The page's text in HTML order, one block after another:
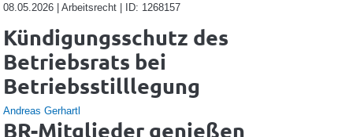
08.05.2026 | Arbeitsrecht | ID: 1268157
Kündigungsschutz des
Betriebsrats bei
Betriebsstilllegung
Andreas Gerhartl
BR-Mitglieder genießen